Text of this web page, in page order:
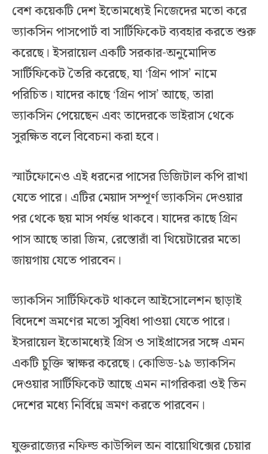
বেশ কয়েকটি দেশ ইতোমধ্যেই নিজেদের মতো করে
ভ্যাকসিন পাসপোর্ট বা সার্টিফিকেট ব্যবহার করতে শুরু
করেছে। ইসরায়েল একটি সরকার-অনুমোদিত
সার্টিফিকেট তৈরি করেছে, যা ‘গ্রিন পাস’ নামে
পরিচিত। যাদের কাছে ‘গ্রিন পাস’ আছে, তারা
ভ্যাকসিন পেয়েছেন এবং তাদেরকে ভাইরাস থেকে
সুরক্ষিত বলে বিবেচনা করা হবে।
স্মার্টফোনেও এই ধরনের পাসের ডিজিটাল কপি রাখা
যেতে পারে। এটির মেয়াদ সম্পূর্ণ ভ্যাকসিন দেওয়ার
পর থেকে ছয় মাস পর্যন্ত থাকবে। যাদের কাছে গ্রিন
পাস আছে তারা জিম, রেস্তোরাঁ বা থিয়েটারের মতো
জায়গায় যেতে পারবেন।
ভ্যাকসিন সার্টিফিকেট থাকলে আইসোলেশন ছাড়াই
বিদেশে ভ্রমণের মতো সুবিধা পাওয়া যেতে পারে।
ইসরায়েল ইতোমধ্যেই গ্রিস ও সাইপ্রাসের সঙ্গে এমন
একটি চুক্তি স্বাক্ষর করেছে। কোভিড-১৯ ভ্যাকসিন
দেওয়ার সার্টিফিকেট আছে এমন নাগরিকরা ওই তিন
দেশের মধ্যে নির্বিঘ্নে ভ্রমণ করতে পারবেন।
যুক্তরাজ্যের নফিল্ড কাউন্সিল অন বায়োথিক্সের চেয়ার